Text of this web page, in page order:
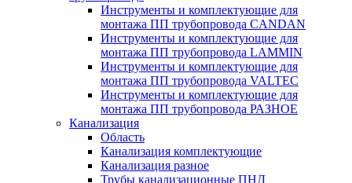
Инструменты и комплектующие для
монтажа ПП трубопровода CANDAN
Инструменты и комплектующие для
монтажа ПП трубопровода LAMMIN
Инструменты и комплектующие для
монтажа ПП трубопровода VALTEC
Инструменты и комплектующие для
монтажа ПП трубопровода РАЗНОЕ
Канализация
Область
Канализация комплектующие
Канализация разное
Трубы канализационные ПНД